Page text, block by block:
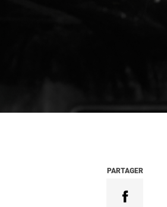
PARTAGER